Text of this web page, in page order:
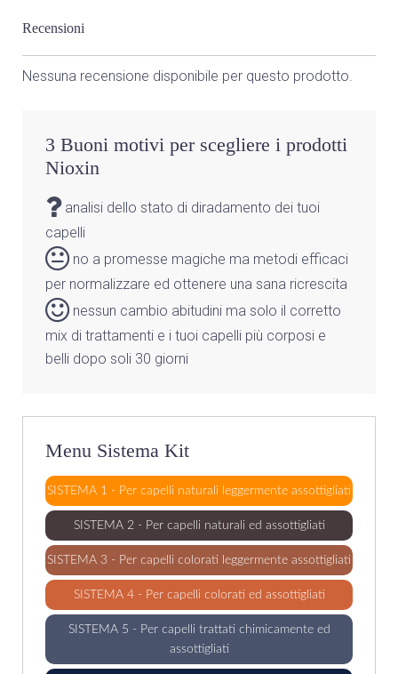
Recensioni
Nessuna recensione disponibile per questo prodotto.
3 Buoni motivi per scegliere i prodotti
Nioxin
analisi dello stato di diradamento dei tuoi
capelli
no a promesse magiche ma metodi efficaci
per normalizzare ed ottenere una sana ricrescita
nessun cambio abitudini ma solo il corretto
mix di trattamenti e i tuoi capelli più corposi e
belli dopo soli 30 giorni
Menu Sistema Kit
SISTEMA 1 - Per capelli naturali leggermente assottigliati
SISTEMA 2 - Per capelli naturali ed assottigliati
SISTEMA 3 - Per capelli colorati leggermente assottigliati
SISTEMA 4 - Per capelli colorati ed assottigliati
SISTEMA 5 - Per capelli trattati chimicamente ed
assottigliati